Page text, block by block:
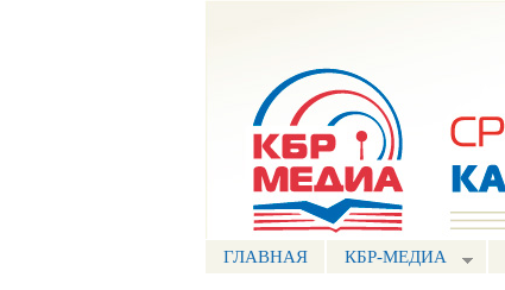
ГЛАВНАЯ КБР-МЕДИА